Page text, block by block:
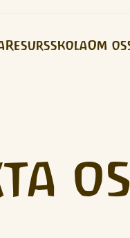
ResursskolaOm